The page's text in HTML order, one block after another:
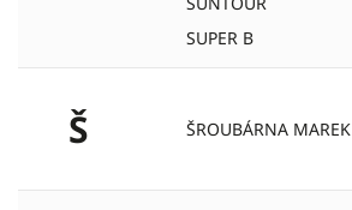
SUPER B
Š ŠROUBÁRNA MAREK